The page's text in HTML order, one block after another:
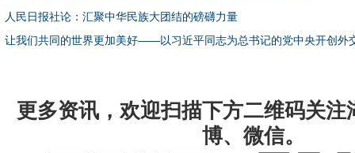
人民日报社论：汇聚中华民族大团结的磅礴力量
让我们共同的世界更加美好——以习近平同志为总书记的党中央开创外
更多资讯，欢迎扫描下方二维码关注
博、微信。